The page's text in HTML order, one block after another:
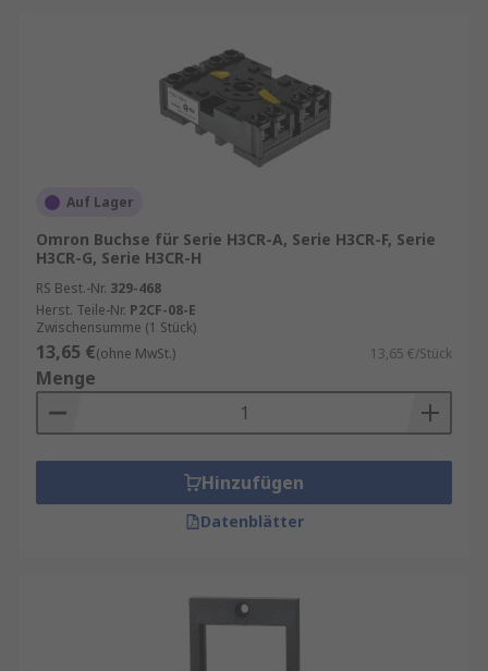
Auf Lager
Omron Buchse für Serie H3CR-A, Serie H3CR-F, Serie
H3CR-G, Serie H3CR-H
RS Best.-Nr. 329-468
Herst. Teile-Nr. P2CF-08-E
Zwischensumme (1 Stück)
13,65 €(ohne MwSt.) 13,65 €/Stück
Menge
Hinzufügen
Datenblätter